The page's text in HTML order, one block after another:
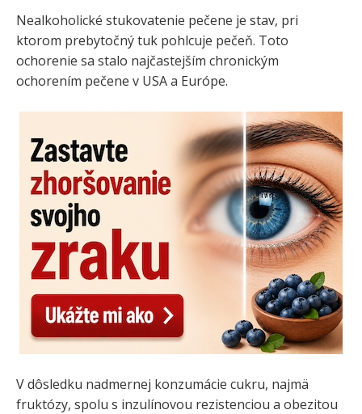
Nealkoholické stukovatenie pečene je stav, pri
ktorom prebytočný tuk pohlcuje pečeň. Toto
ochorenie sa stalo najčastejším chronickým
ochorením pečene v USA a Európe.
V dôsledku nadmernej konzumácie cukru, najmä
fruktózy, spolu s inzulínovou rezistenciou a obezitou